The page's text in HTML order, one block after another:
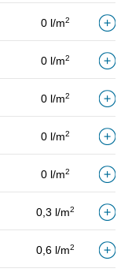
0 l/m2
0 l/m2
0 l/m2
0 l/m2
0 l/m2
0,3 l/m2
0,6 l/m2